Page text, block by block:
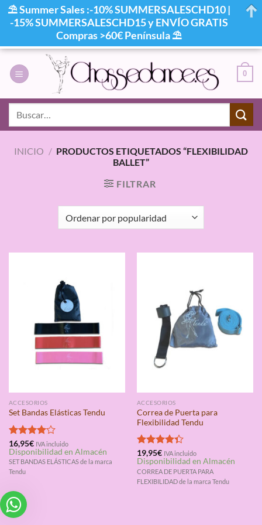
contenido
0
INICIO / PRODUCTOS ETIQUETADOS “FLEXIBILIDAD
BALLET”
FILTRAR
ACCESORIOS
Set Bandas Elásticas Tendu
Valorado
con4.00
de 5
16,95€ IVA incluido
Disponibilidad en Almacén
SET BANDAS ELÁSTICAS de la marca
Tendu
ACCESORIOS
Correa de Puerta para
Flexibilidad Tendu
Valorado
con4.33
de 5
19,95€ IVA incluido
Disponibilidad en Almacén
CORREA DE PUERTA PARA
FLEXIBILIDAD de la marca Tendu
⛱ Summer Sales :-10% SUMMERSALESCHD10 |
-15% SUMMERSALESCHD15 y ENVÍO GRATIS
Compras >60€ Península ⛱